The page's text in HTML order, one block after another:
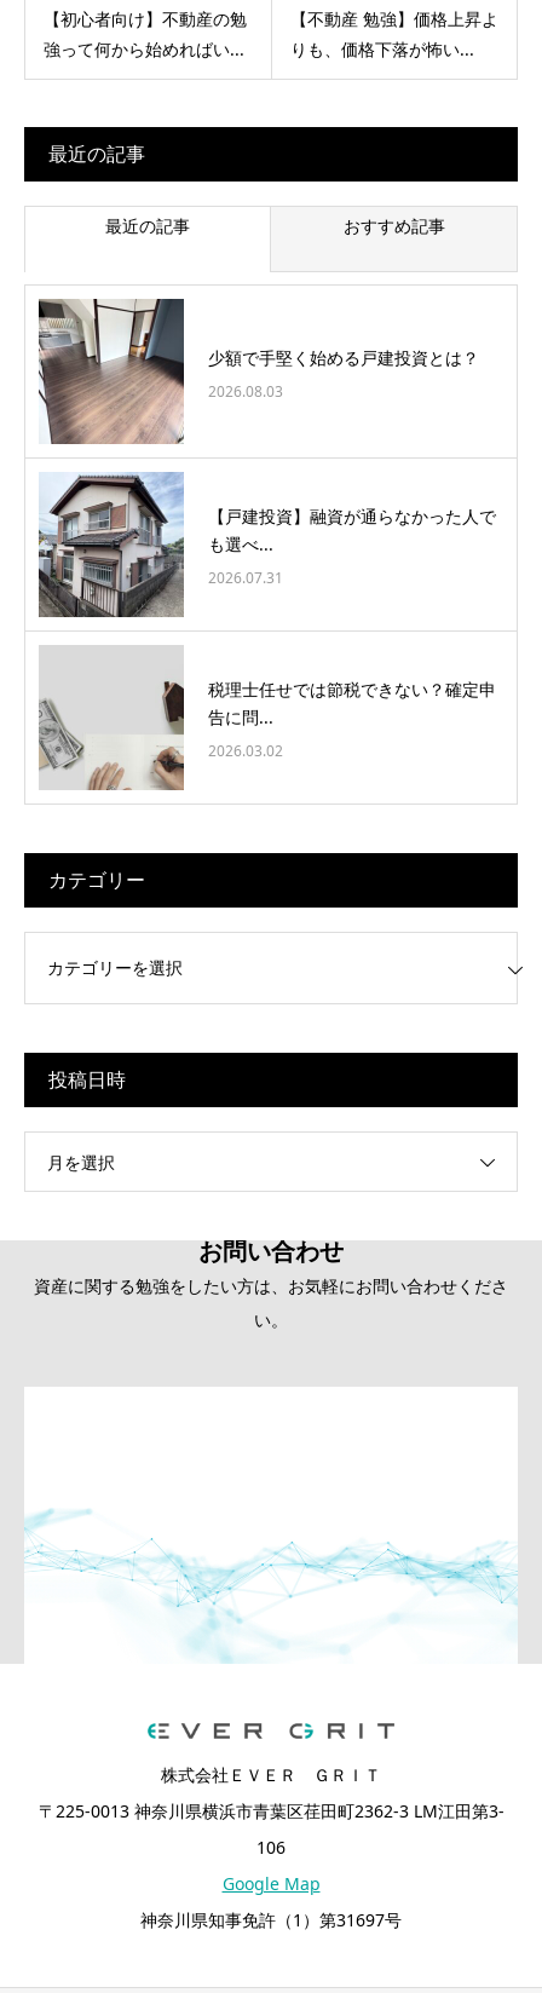
【初心者向け】不動産の勉
強って何から始めればい...
【不動産 勉強】価格上昇よ
りも、価格下落が怖い...
最近の記事
最近の記事 おすすめ記事
少額で手堅く始める戸建投資とは？
2026.08.03
【戸建投資】融資が通らなかった人で
も選べ...
2026.07.31
税理士任せでは節税できない？確定申
告に問...
2026.03.02
カテゴリー
投稿日時
月を選択
お問い合わせ
資産に関する勉強をしたい方は、お気軽にお問い合わせくださ
い。
株式会社ＥＶＥＲ ＧＲＩＴ
〒225-0013 神奈川県横浜市青葉区荏田町2362-3 LM江田第3-
106
Google Map
神奈川県知事免許（1）第31697号